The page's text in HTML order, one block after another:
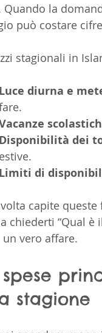
Quando la
può costare
stagionali in
Luce diurna e
Disponibilità dei
estive.
Limiti di
capite
chiederti “Qual è
vero affare.
spese
stagione